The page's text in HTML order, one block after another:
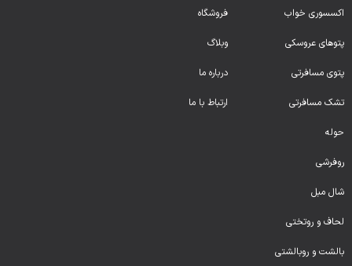
اکسسوری خواب
پتوهای عروسکی
پتوی مسافرتی
تشک مسافرتی
حوله
روفرشی
شال مبل
لحاف و روتختی
بالشت و روبالشتی
فروشگاه
وبلاگ
درباره ما
ارتباط با ما